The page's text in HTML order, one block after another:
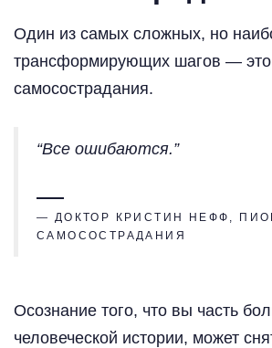
Один из самых сложных, но
трансформирующих шагов — это
самосострадания.
“Все ошибаются.”
— ДОКТОР КРИСТИН НЕФФ,
САМОСОСТРАДАНИЯ
Осознание того, что вы часть
человеческой истории, может